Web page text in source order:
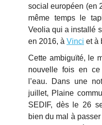
social européen (en
même temps le
Veolia qui a installé
en 2016, à Vinci et à
Cette ambiguïté, le
nouvelle fois en
l’eau. Dans une
juillet, Plaine
SEDIF, dès le 26
bien du mal à